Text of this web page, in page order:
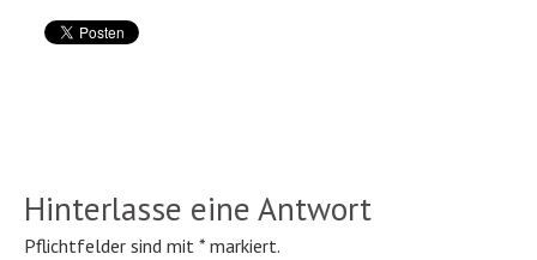
Hinterlasse eine Antwort
Pflichtfelder sind mit * markiert.